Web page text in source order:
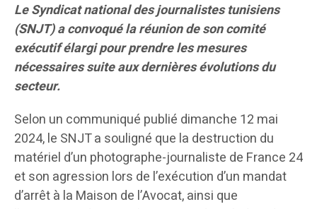
Le Syndicat national des journalistes tunisiens
(SNJT) a convoqué la réunion de son comité
exécutif élargi pour prendre les mesures
nécessaires suite aux dernières évolutions du
secteur.
Selon un communiqué publié dimanche 12 mai
2024, le SNJT a souligné que la destruction du
matériel d’un photographe-journaliste de France 24
et son agression lors de l’exécution d’un mandat
d’arrêt à la Maison de l’Avocat, ainsi que